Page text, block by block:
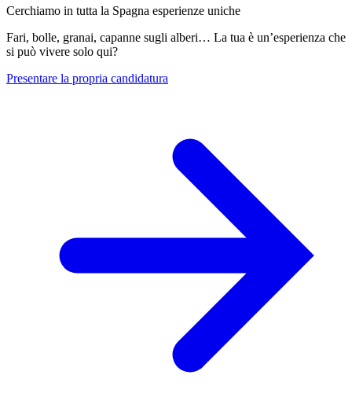
Cerchiamo in tutta la Spagna esperienze uniche
Fari, bolle, granai, capanne sugli alberi… La tua è un’esperienza che
si può vivere solo qui?
Presentare la propria candidatura